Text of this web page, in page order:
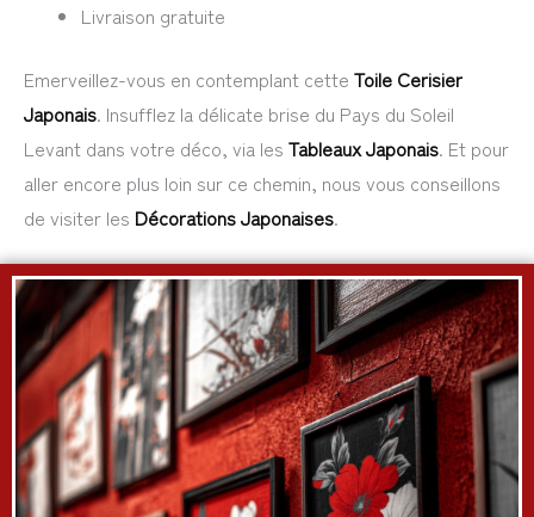
Livraison gratuite
Emerveillez-vous en contemplant cette Toile Cerisier
Japonais. Insufflez la délicate brise du Pays du Soleil
Levant dans votre déco, via les Tableaux Japonais. Et pour
aller encore plus loin sur ce chemin, nous vous conseillons
de visiter les Décorations Japonaises.